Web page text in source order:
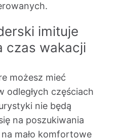
imituje
czas wakacji
możesz mieć
odległych częściach
nie będą
na poszukiwania
mało komfortowe